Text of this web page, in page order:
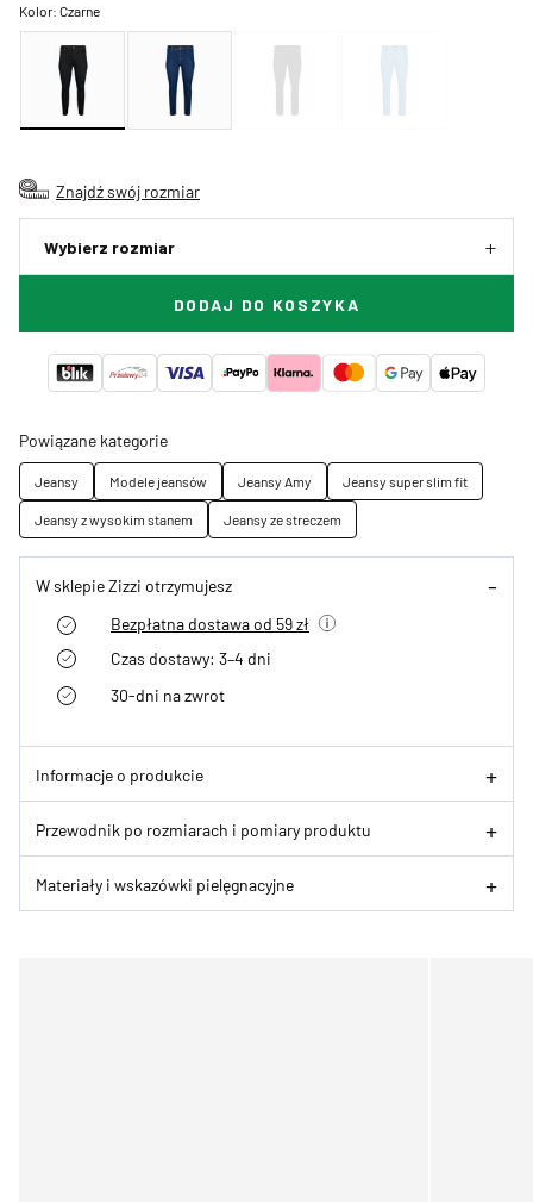
Kolor:Czarne
Znajdź swój rozmiar
Wybierz rozmiar
DODAJ DO KOSZYKA
Powiązane kategorie
Jeansy Modele jeansów Jeansy Amy
Jeansy super slim fit
Jeansy z wysokim stanem
Jeansy ze streczem
W sklepie Zizzi otrzymujesz
Bezpłatna dostawa od 59 zł
Czas dostawy: 3–4 dni
30-dni na zwrot
Informacje o produkcie
Przewodnik po rozmiarach i pomiary produktu
Materiały i wskazówki pielęgnacyjne